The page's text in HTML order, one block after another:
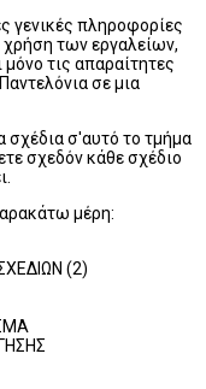
γενικές πληροφορίες
των εργαλείων,
τις απαραίτητες
σε μια
σχέδια σ'αυτό το τμήμα
σχεδόν κάθε σχέδιο
μέρη:
(2)